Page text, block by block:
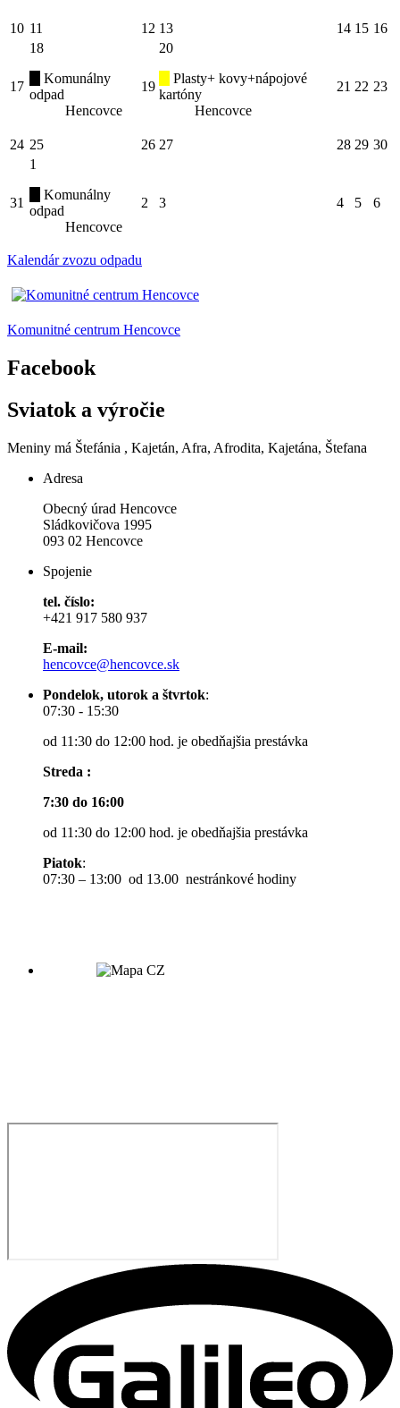
10 11 12 13 14 15 16
17
18
Komunálny
odpad
Hencovce
19
20
Plasty+ kovy+nápojové
kartóny
Hencovce
21 22 23
24 25 26 27 28 29 30
31
1
Komunálny
odpad
Hencovce
2 3 4 5 6
Kalendár zvozu odpadu
Komunitné centrum Hencovce
Facebook
Sviatok a výročie
Meniny má Štefánia , Kajetán, Afra, Afrodita, Kajetána, Štefana
Adresa
Obecný úrad Hencovce
Sládkovičova 1995
093 02 Hencovce
Spojenie
tel. číslo:
+421 917 580 937
E-mail:
hencovce@hencovce.sk
Pondelok, utorok a štvrtok:
07:30 - 15:30
od 11:30 do 12:00 hod. je obedňajšia prestávka
Streda :
7:30 do 16:00
od 11:30 do 12:00 hod. je obedňajšia prestávka
Piatok:
07:30 – 13:00 od 13.00 nestránkové hodiny